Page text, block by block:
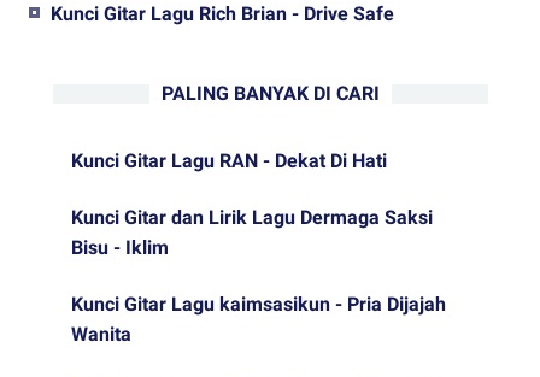
Kunci Gitar Lagu Rich Brian - Drive Safe
PALING BANYAK DI CARI
Kunci Gitar Lagu RAN - Dekat Di Hati
Kunci Gitar dan Lirik Lagu Dermaga Saksi
Bisu - Iklim
Kunci Gitar Lagu kaimsasikun - Pria Dijajah
Wanita